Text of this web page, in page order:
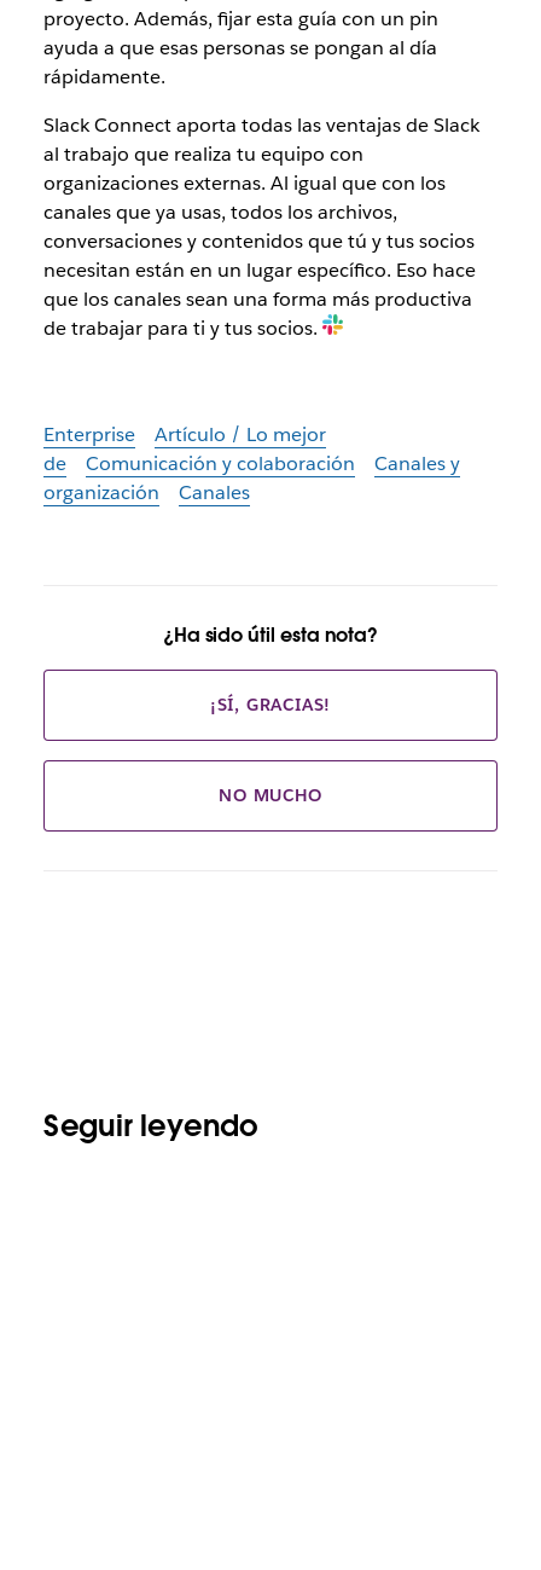
proyecto. Además, fijar esta guía con un pin
ayuda a que esas personas se pongan al día
rápidamente.
Slack Connect aporta todas las ventajas de Slack
al trabajo que realiza tu equipo con
organizaciones externas. Al igual que con los
canales que ya usas, todos los archivos,
conversaciones y contenidos que tú y tus socios
necesitan están en un lugar específico. Eso hace
que los canales sean una forma más productiva
de trabajar para ti y tus socios.
Enterprise
Artículo / Lo mejor
de
Comunicación y colaboración
Canales y
organización
Canales
¿Ha sido útil esta nota?
¡SÍ, GRACIAS!
NO MUCHO
Seguir leyendo